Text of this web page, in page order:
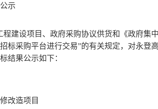
公示
程建设项目、政府采购协议供货和《政府集
标采购平台进行交易”的有关规定， 对永登
结果公示如下：
改造项目